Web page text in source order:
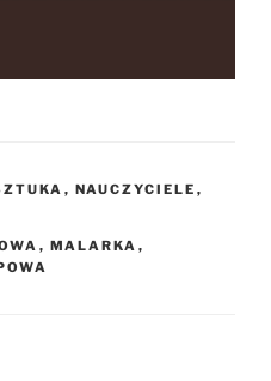
, NAUCZYCIELE ,
, MALARKA ,